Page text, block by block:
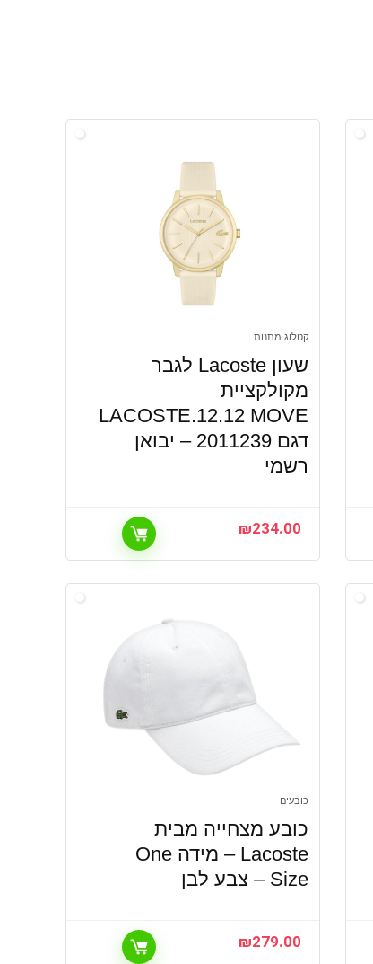
קטלוג מתנות
שעון Lacoste לגבר
מקולקציית
LACOSTE.12.12 MOVE
דגם 2011239 – יבואן
רשמי
₪234.00
כובעים
כובע מצחייה מבית
Lacoste – מידה One
Size – צבע לבן
₪279.00